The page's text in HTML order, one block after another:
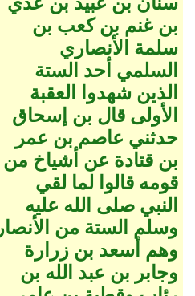
بن غنم بن كعب بن
سلمة الأنصاري
السلمي أحد الستة
الذين شهدوا العقبة
الأولى قال بن إسحاق
حدثني عاصم بن عمر
بن قتادة عن أشياخ من
قومه قالوا لما لقي
النبي صلى الله عليه
وسلم الستة من الأنصار
وهم أسعد بن زرارة
وجابر بن عبد الله بن